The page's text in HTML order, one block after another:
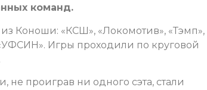
команд.
Коноши: «КСШ», «Локомотив», «Тэмп»,
Игры проходили по круговой
проиграв ни одного сэта, стали